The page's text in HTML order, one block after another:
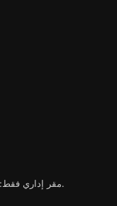
مقر إداري فقط: شارع عبد الخالق ثروت – ميدان التحرير، القاهرة.